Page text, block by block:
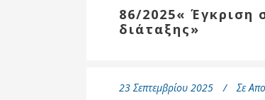
86/2025« Έγκριση
διάταξης»
23 Σεπτεμβρίου 2025 Σε